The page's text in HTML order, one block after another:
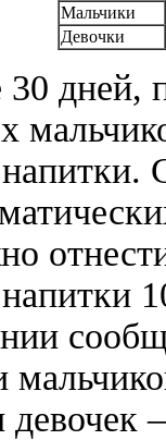
Мальчики
Девочки
30 дней,
девочек